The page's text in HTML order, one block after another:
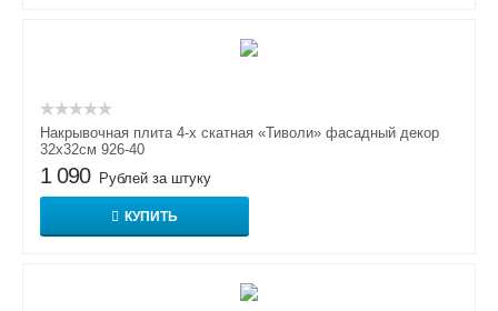
Накрывочная плита 4-х скатная «Тиволи» фасадный декор
32х32см 926-40
1 090 Рублей за штуку
КУПИТЬ